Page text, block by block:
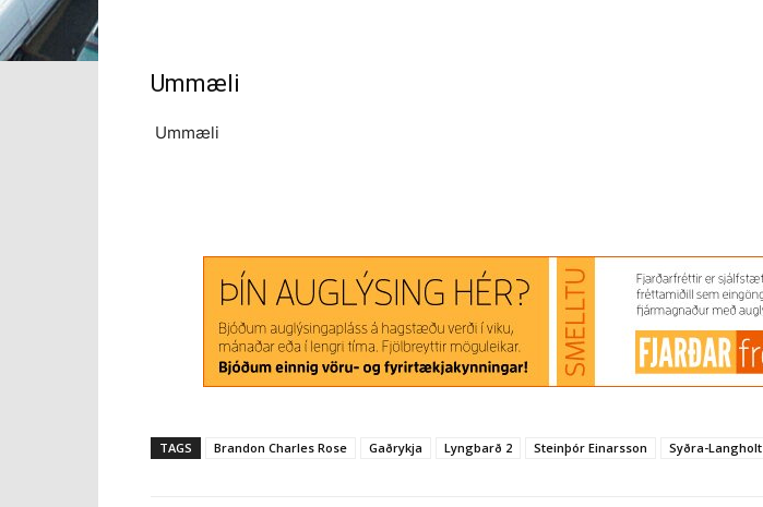
Ummæli
Ummæli
Brandon Charles Rose Gaðrykja Lyngbarð 2 Steinþór Einarsson Syðra-Langholt